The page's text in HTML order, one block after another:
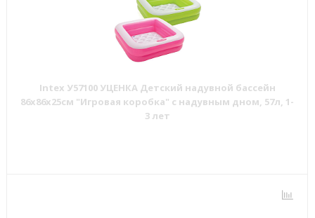
Intex У57100 УЦЕНКА Детский надувной бассейн
86х86х25см "Игровая коробка" с надувным дном, 57л, 1-
3 лет